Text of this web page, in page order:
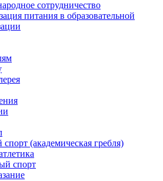
сотрудничество
питания в образовательной
спорт (академическая гребля)
спорт